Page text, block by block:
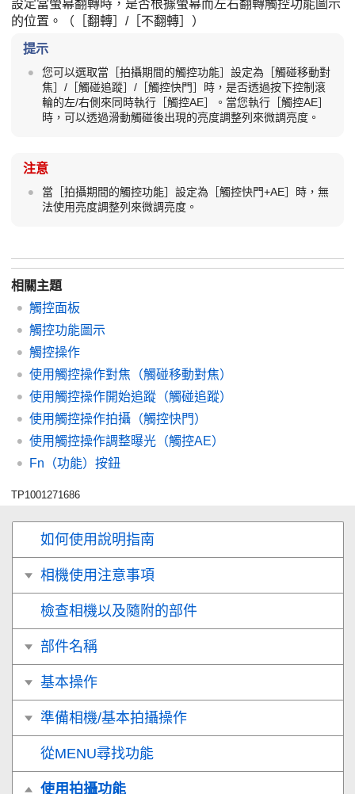
設定當螢幕翻轉時，是否根據螢幕而左右翻轉觸控功能圖示
的位置。（ ［翻轉］ /［不翻轉］ ）
提示
您可以選取當 ［拍攝期間的觸控功能］ 設定為 ［觸碰移動對
焦］ /［觸碰追蹤］ /［觸控快門］
時，是否透過按下控制滾
輪的左/右側來同時執行［觸控AE］ 。當您執行［觸控AE］
時，可以透過滑動觸碰後出現的亮度調整列來微調亮度。
注意
當 ［拍攝期間的觸控功能］ 設定為 ［觸控快門+AE］
時，無
法使用亮度調整列來微調亮度。
相關主題
觸控面板
觸控功能圖示
觸控操作
使用觸控操作對焦（觸碰移動對焦）
使用觸控操作開始追蹤（觸碰追蹤）
使用觸控操作拍攝（觸控快門）
使用觸控操作調整曝光（觸控AE）
Fn（功能）按鈕
TP1001271686
如何使用說明指南
相機使用注意事項
檢查相機以及隨附的部件
部件名稱
基本操作
準備相機/基本拍攝操作
從MENU尋找功能
使用拍攝功能